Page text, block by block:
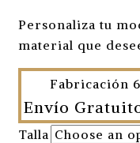
Personaliza tu
material que
Fabricación
Envío
Talla